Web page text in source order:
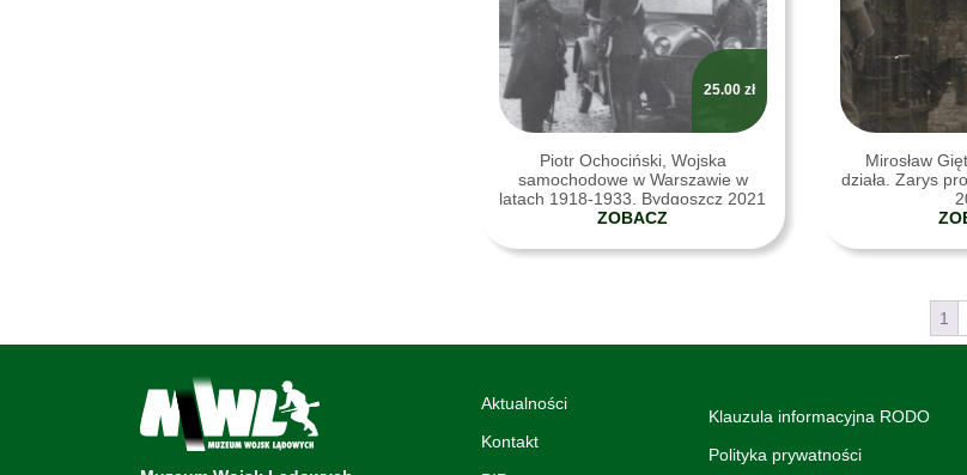
Piotr Ochociński, Wojska
samochodowe w Warszawie w
latach 1918-1933, Bydgoszcz 2021
25.00 zł
ZOBACZ
Mirosław
działa. Zarys
1
Aktualności
Kontakt
Klauzula informacyjna RODO
Polityka prywatności